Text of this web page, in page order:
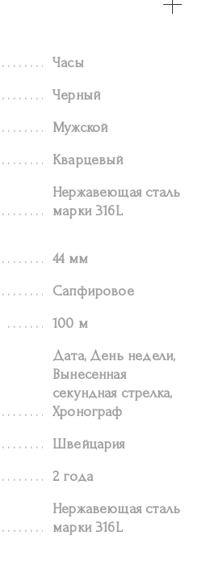
Часы
Черный
Мужской
Кварцевый
Нержавеющая сталь
марки 316L
44 мм
Сапфировое
100 м
Дата, День недели,
Вынесенная
секундная стрелка,
Хронограф
Швейцария
2 года
Нержавеющая сталь
марки 316L